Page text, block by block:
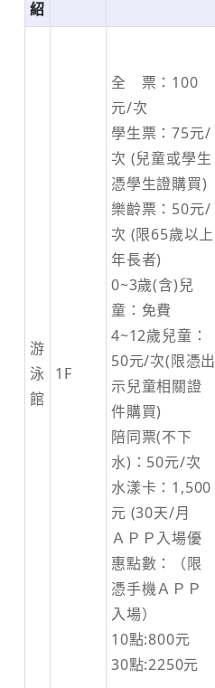
紹
游
泳
館
1F
全 票：100
元/次
學生票：75元/
次 (兒童或學生
憑學生證購買)
樂齡票：50元/
次 (限65歲以上
年長者)
0~3歲(含)兒
童：免費
4~12歲兒童：
50元/次(限憑出
示兒童相關證
件購買)
陪同票(不下
水)：50元/次
水漾卡：1,500
元 (30天/月
ＡＰＰ入場優
惠點數：（限
憑手機ＡＰＰ
入場）
10點:800元
30點:2250元